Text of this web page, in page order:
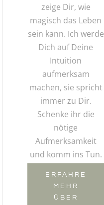
zeige Dir, wie
magisch das Leben
sein kann. Ich werde
Dich auf Deine
Intuition
aufmerksam
machen, sie spricht
immer zu Dir.
Schenke ihr die
nötige
Aufmerksamkeit
und komm ins Tun.
ERFAHRE
MEHR
ÜBER